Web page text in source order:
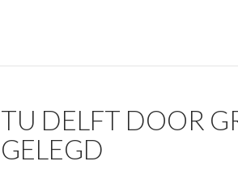
TU DELFT DOOR
GELEGD